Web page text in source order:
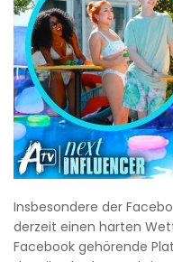
Insbesondere der
derzeit einen harten
Facebook gehörende